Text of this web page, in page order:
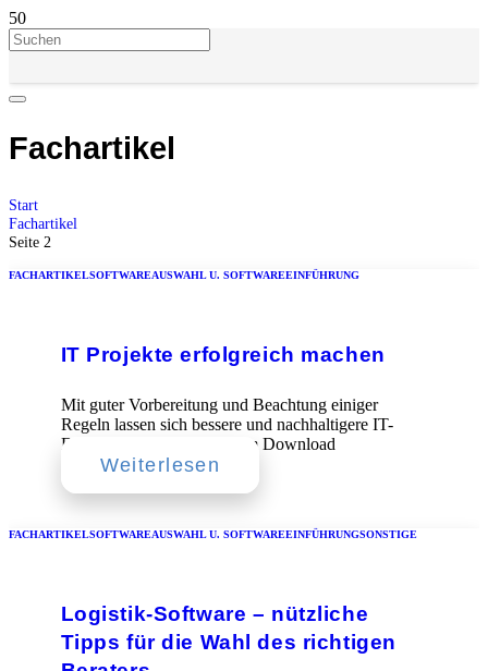
Fachartikel
Start
Fachartikel
Seite 2
FACHARTIKELSOFTWAREAUSWAHL U. SOFTWAREEINFÜHRUNG
IT Projekte erfolgreich machen
Mit guter Vorbereitung und Beachtung einiger
Regeln lassen sich bessere und nachhaltigere IT-
Entscheidungen treffen. zum Download
Weiterlesen
FACHARTIKELSOFTWAREAUSWAHL U. SOFTWAREEINFÜHRUNGSONSTIGE
Logistik-Software – nützliche
Tipps für die Wahl des richtigen